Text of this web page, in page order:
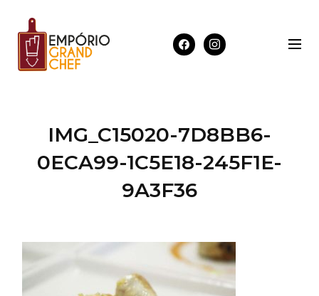
IMG_C15020-7D8BB6-
0ECA99-1C5E18-245F1E-
9A3F36